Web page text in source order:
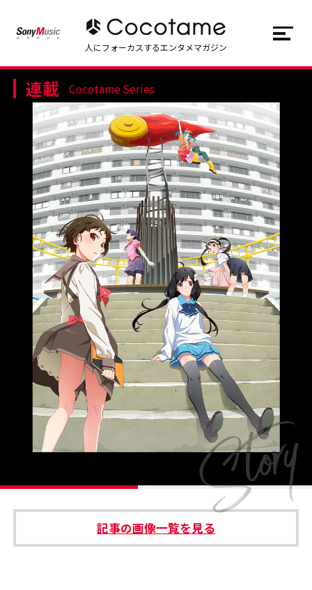
トップ Top
記事一覧 Articles
連載一覧 Series
Cocotameとは About
#エンタメ業界のちょっといい話
#サステナブルな取り組み #スタッフが語る
運営会社 プライバシーポリシー
本サイトご利用にあたって Cookie Settings
JP EN
人にフォーカスするエンタメマガジン
連載 Cocotame Series
記事の画像一覧を見る